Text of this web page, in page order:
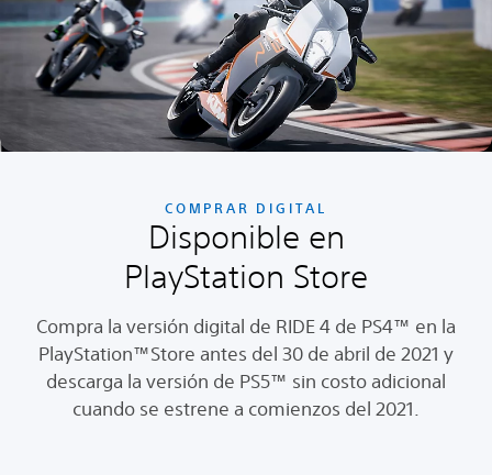
COMPRAR DIGITAL
Disponible en
PlayStation Store
Compra la versión digital de RIDE 4 de PS4™ en la
PlayStation™Store antes del 30 de abril de 2021 y
descarga la versión de PS5™ sin costo adicional
cuando se estrene a comienzos del 2021.